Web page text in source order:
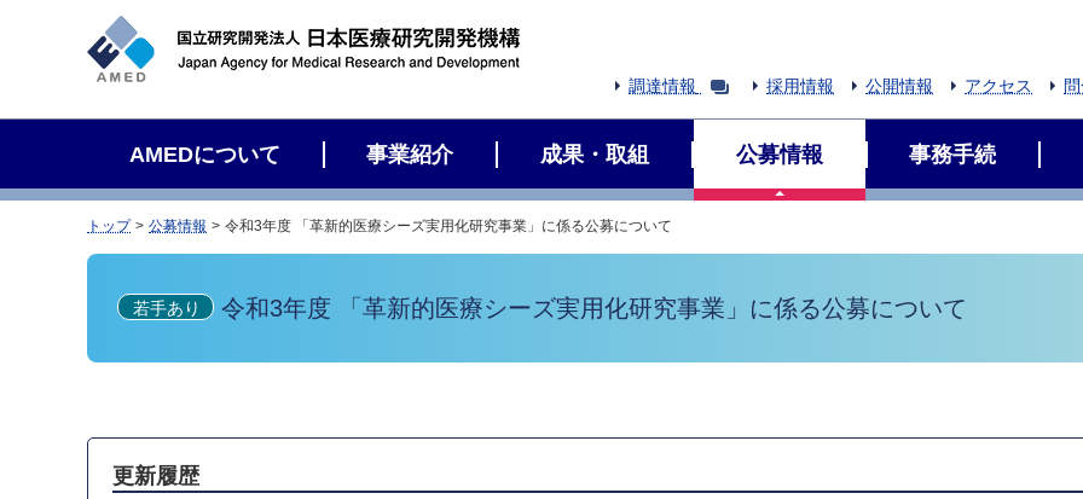
調達情報 採用情報 公開情報 アクセス
AMEDについて 事業紹介 成果・取組 公募情報 事務手続
トップ 公募情報 令和3年度 「革新的医療シーズ実用化研究事業」に係る公募について
若手あり 令和3年度 「革新的医療シーズ実用化研究事業」に係る公募について
更新履歴